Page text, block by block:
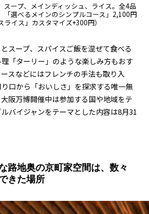
スープ、メインディッシュ、ライス。全4品
「選べるメインのシンプルコース」2,100円
ライス」カスタマイズ+300円）
スープ、スパイスご飯を混ぜて食べる
「ターリー」のような楽しみ方もおす
スなどにはフレンチの手法も取り入
口から「おいしさ」を探求する唯一無
阪万博開催中は参加する国や地域をテ
バイジャンをテーマとした内容は8月31
路地奥の京町家空間は、数々
きた場所